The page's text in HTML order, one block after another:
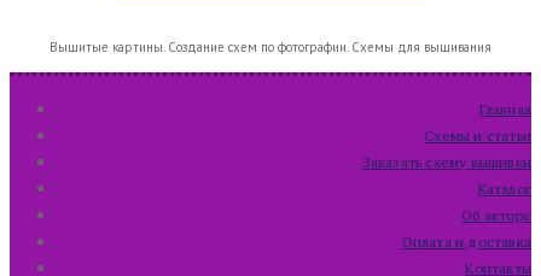
Вышитые картины. Создание схем по фотографии. Схемы для вышивания
Главная
Схемы и статьи
Заказать схему вышивки
Каталог
Об авторе
Оплата и доставка
Контакты